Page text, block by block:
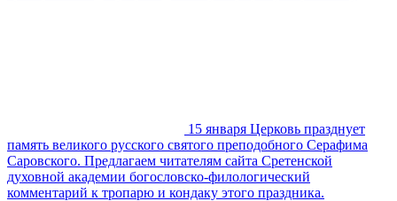
15 января Церковь празднует
память великого русского святого преподобного Серафима
Саровского. Предлагаем читателям сайта Сретенской
духовной академии богословско-филологический
комментарий к тропарю и кондаку этого праздника.